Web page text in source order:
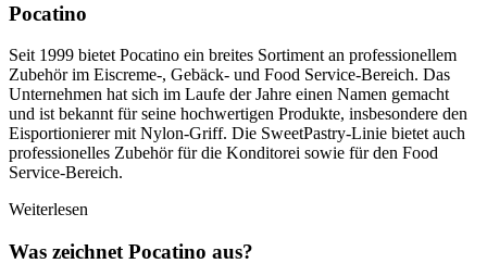
Pocatino
Seit 1999 bietet Pocatino ein breites Sortiment an professionellem
Zubehör im Eiscreme-, Gebäck- und Food Service-Bereich. Das
Unternehmen hat sich im Laufe der Jahre einen Namen gemacht
und ist bekannt für seine hochwertigen Produkte, insbesondere den
Eisportionierer mit Nylon-Griff. Die SweetPastry-Linie bietet auch
professionelles Zubehör für die Konditorei sowie für den Food
Service-Bereich.
Weiterlesen
Was zeichnet Pocatino aus?